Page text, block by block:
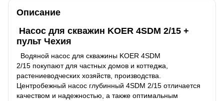
Описание
Насос для скважин KOER 4SDM 2/15 +
пульт Чехия
Водяной насос для скважины KOER 4SDM
2/15 покупают для частных домов и коттеджа,
растениеводческих хозяйств, производства.
Центробежный насос глубинный 4SDM 2/15 отличается
качеством и надежностью, а также оптимальным